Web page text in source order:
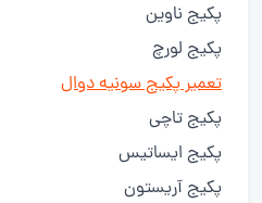
پکیج ناوین
پکیج لورچ
تعمیر پکیج سونیه دوال
پکیج تاچی
پکیج ایساتیس
پکیج آریستون